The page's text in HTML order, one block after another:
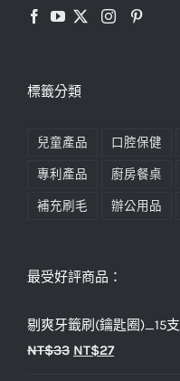
標籤分類
兒童產品 口腔保健
專利產品 廚房餐桌
補充刷毛 辦公用品
最受好評商品：
剔爽牙籤刷(鑰匙圈)_15支
NT$33 原
NT$27目